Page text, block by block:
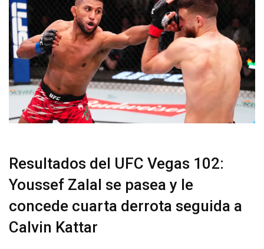
Resultados del UFC Vegas 102:
Youssef Zalal se pasea y le
concede cuarta derrota seguida a
Calvin Kattar